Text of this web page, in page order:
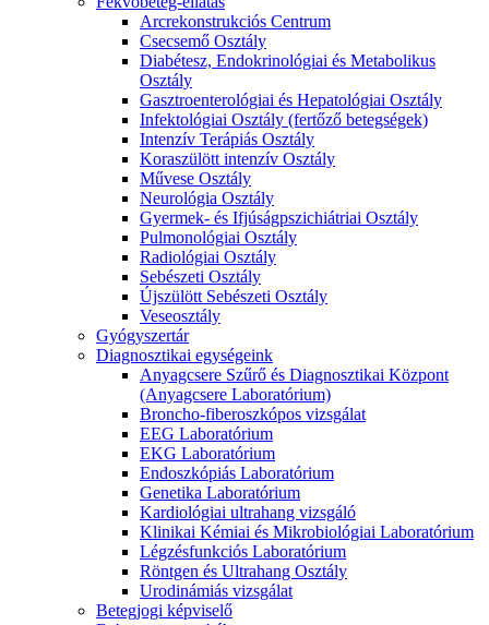
Arcrekonstrukciós Centrum
Csecsemő Osztály
Diabétesz, Endokrinológiai és Metabolikus
Osztály
Gasztroenterológiai és Hepatológiai Osztály
Infektológiai Osztály (fertőző betegségek)
Intenzív Terápiás Osztály
Koraszülött intenzív Osztály
Művese Osztály
Neurológia Osztály
Gyermek- és Ifjúságpszichiátriai Osztály
Pulmonológiai Osztály
Radiológiai Osztály
Sebészeti Osztály
Újszülött Sebészeti Osztály
Veseosztály
Gyógyszertár
Diagnosztikai egységeink
Anyagcsere Szűrő és Diagnosztikai Központ
(Anyagcsere Laboratórium)
Broncho-fiberoszkópos vizsgálat
EEG Laboratórium
EKG Laboratórium
Endoszkópiás Laboratórium
Genetika Laboratórium
Kardiológiai ultrahang vizsgáló
Klinikai Kémiai és Mikrobiológiai Laboratórium
Légzésfunkciós Laboratórium
Röntgen és Ultrahang Osztály
Urodinámiás vizsgálat
Betegjogi képviselő